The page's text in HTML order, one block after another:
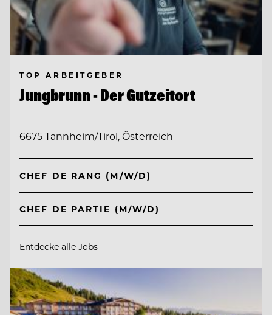
TOP ARBEITGEBER
Jungbrunn - Der Gutzeitort
6675 Tannheim/Tirol, Österreich
CHEF DE RANG (M/W/D)
CHEF DE PARTIE (M/W/D)
Entdecke alle Jobs